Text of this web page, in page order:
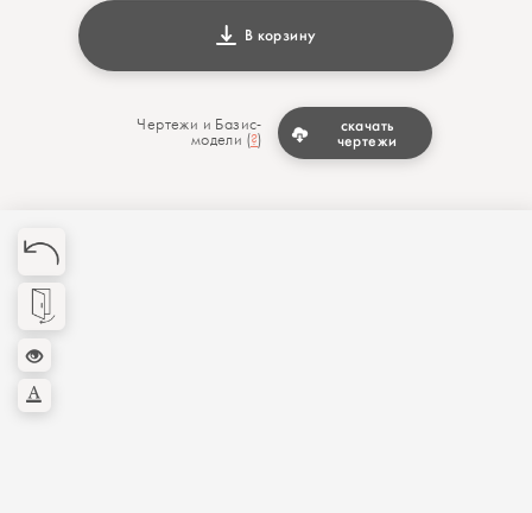
В корзину
Чертежи и Базис-
модели (?)
скачать
чертежи